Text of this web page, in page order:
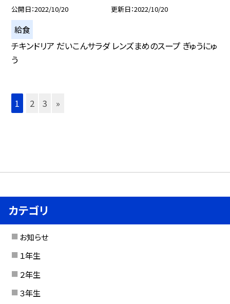
公開日 2022/10/20 更新日 2022/10/20
給食
チキンドリア だいこんサラダ レンズまめのスープ ぎゅうにゅ
う
1 2 3 »
カテゴリ
お知らせ
１年生
２年生
３年生